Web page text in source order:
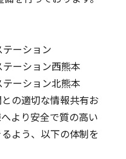
ーション
ーション西熊本
ーション北熊本
の適切な情報共有お
より安全で質の高い
よう、以下の体制を